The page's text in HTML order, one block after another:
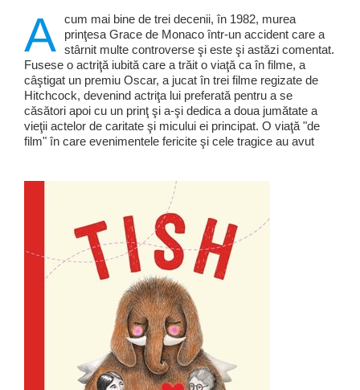
A cum mai bine de trei decenii, în 1982, murea
prinţesa Grace de Monaco într-un accident care a
stârnit multe controverse şi este şi astăzi comentat.
Fusese o actriţă iubită care a trăit o viaţă ca în filme, a
câştigat un premiu Oscar, a jucat în trei filme regizate de
Hitchcock, devenind actriţa lui preferată pentru a se
căsători apoi cu un prinţ şi a-şi dedica a doua jumătate a
vieţii actelor de caritate şi micului ei principat. O viaţă "de
film" în care evenimentele fericite şi cele tragice au avut